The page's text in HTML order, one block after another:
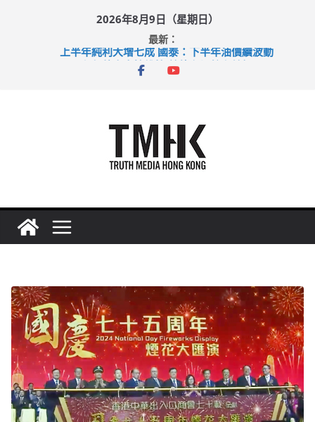
2026年8月9日（星期日）
最新：
上半年純利大增七成 國泰：下半年油價續波動
拜仁熱身賽挫維拉 啟德主場館奪錦標